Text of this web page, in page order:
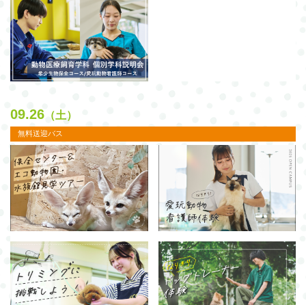
09.26 （土）
無料送迎バス